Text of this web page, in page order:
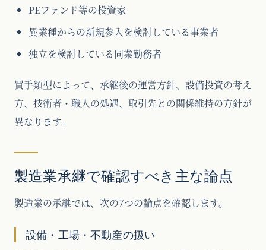
PEファンド等の投資家
異業種からの新規参入を検討している事業者
独立を検討している同業勤務者
買手類型によって、承継後の運営方針、設備投資の考え
方、技術者・職人の処遇、取引先との関係維持の方針が
異なります。
製造業承継で確認すべき主な論点
製造業の承継では、次の7つの論点を確認します。
設備・工場・不動産の扱い